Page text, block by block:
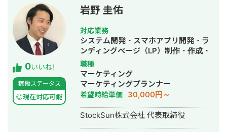
ンス名鑑、マッチングアプリのフェリ
恋、年収チャンネルの転職者と企業の
マッチングサービスである年収スカウ
トなど数十のサービスを1人でサクっと
開発。近年はChatGPTを用いたチャッ
トボットやパワポスライド自動生成シ
ステム等、AIを活用したシステムも多
数開発している。 チームを組んで複数
人で開発すると品質が落ちやすいた
め、要件定義からプログラミング含め
自身1人で全て完結することにより、１
つ１つのシステムの品質にこだわって
開発する方針をとっている。開発速度
0いいね!
稼働ステータス
◎現在対応可能
岩野 圭佑
対応業務
システム開発・スマホアプリ開発・ラ
ンディングページ（LP）制作・作成・
Youtubeチャンネル運営代行・立ち上
げ・ECサイト構築・ネットショップ作
成代行・SEO対策・新規事業立上・
SNS運用代行・ホームページ制作・作
成・リスティング広告運用代行・動画
制作・動画編集
職種
マーケティング
マーケティングプランナー
希望時給単価 30,000円～
StockSun株式会社 代表取締役